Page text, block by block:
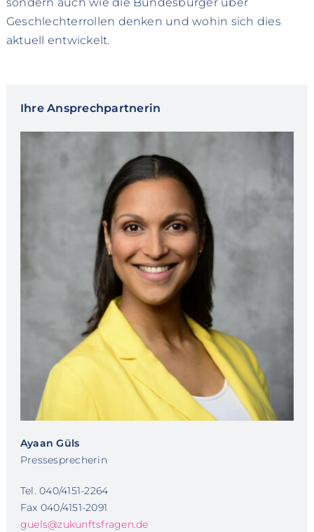
Geschlechterrollen denken und wohin sich dies
aktuell entwickelt.
Ihre Ansprechpartnerin
Ayaan Güls
Pressesprecherin
Tel. 040/4151-2264
Fax 040/4151-2091
guels@zukunftsfragen.de